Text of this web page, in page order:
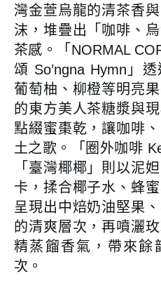
灣金萱烏龍的清茶香
沫，堆疊出「咖啡、
茶感。「NORMAL
頌 So’ngna Hymn」
葡萄柚、柳橙等明亮
的東方美人茶糖漿與
點綴蜜棗乾，讓咖啡
土之歌。「圈外咖啡
「臺灣椰椰」則以泥
卡，揉合椰子水、蜂
呈現出中焙奶油堅果
的清爽層次，再噴灑
精蒸餾香氣，帶來餘
次。